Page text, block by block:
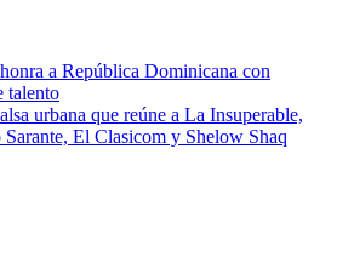
a República Dominicana con
talento
urbana que reúne a La Insuperable,
El Clasicom y Shelow Shaq